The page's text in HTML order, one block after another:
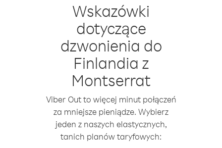
Wskazówki
dotyczące
dzwonienia do
Finlandia z
Montserrat
Viber Out to więcej minut połączeń
za mniejsze pieniądze. Wybierz
jeden z naszych elastycznych,
tanich planów taryfowych: